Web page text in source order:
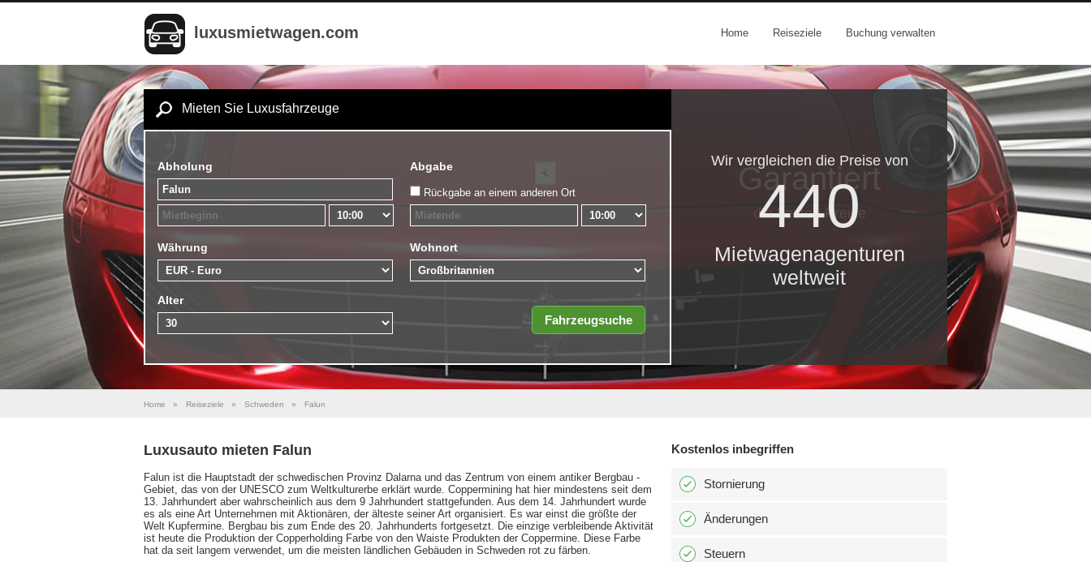
luxusmietwagen.com Home Reiseziele Buchung verwalten
Mieten Sie Luxusfahrzeuge
Abholung Abgabe
Rückgabe an einem anderen Ort
Währung Wohnort
Alter
Wir vergleichen die Preise von
440
Mietwagenagenturen
weltweit
Garantiert
die besten Preise
Home » Reiseziele » Schweden » Falun
Luxusauto mieten Falun
Falun ist die Hauptstadt der schwedischen Provinz Dalarna und das Zentrum von einem antiker Bergbau -
Gebiet, das von der UNESCO zum Weltkulturerbe erklärt wurde. Coppermining hat hier mindestens seit dem
13. Jahrhundert aber wahrscheinlich aus dem 9 Jahrhundert stattgefunden. Aus dem 14. Jahrhundert wurde
es als eine Art Unternehmen mit Aktionären, der älteste seiner Art organisiert. Es war einst die größte der
Welt Kupfermine. Bergbau bis zum Ende des 20. Jahrhunderts fortgesetzt. Die einzige verbleibende Aktivität
ist heute die Produktion der Copperholding Farbe von den Waiste Produkten der Coppermine. Diese Farbe
hat da seit langem verwendet, um die meisten ländlichen Gebäuden in Schweden rot zu färben.
Kostenlos inbegriffen
Stornierung
Änderungen
Steuern